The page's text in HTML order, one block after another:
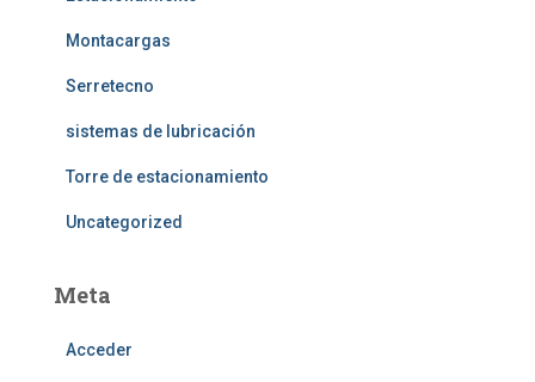
Montacargas
Serretecno
sistemas de lubricación
Torre de estacionamiento
Uncategorized
Meta
Acceder